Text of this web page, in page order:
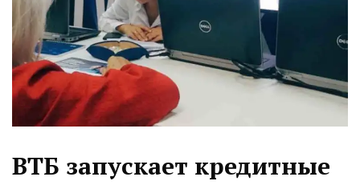
ВТБ запускает кредитные